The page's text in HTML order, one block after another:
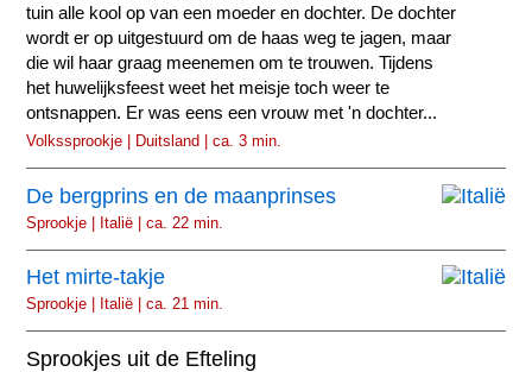
tuin alle kool op van een moeder en dochter. De dochter
wordt er op uitgestuurd om de haas weg te jagen, maar
die wil haar graag meenemen om te trouwen. Tijdens
het huwelijksfeest weet het meisje toch weer te
ontsnappen. Er was eens een vrouw met 'n dochter...
Volkssprookje | Duitsland | ca. 3 min.
De bergprins en de maanprinses
Sprookje | Italië | ca. 22 min.
Het mirte-takje
Sprookje | Italië | ca. 21 min.
Sprookjes uit de Efteling